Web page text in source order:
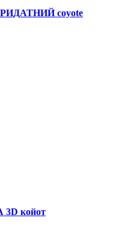
coyote
койот